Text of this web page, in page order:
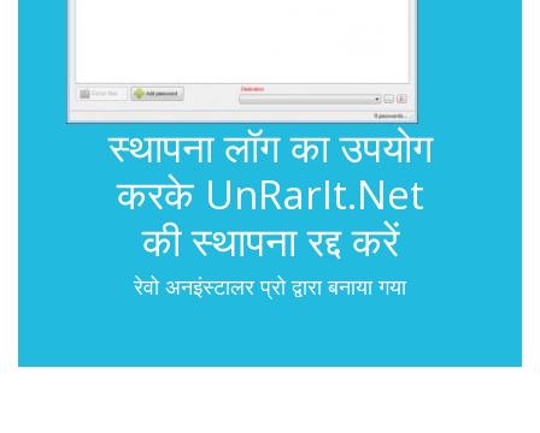
स्थापना लॉग का उपयोग
करके UnRarIt.Net
की स्थापना रद्द करें
रेवो अनइंस्टालर प्रो द्वारा बनाया गया